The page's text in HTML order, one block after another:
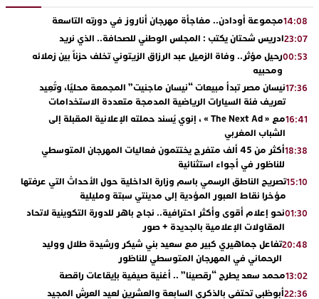
14:08مجموعة أودادن.. مفاجأة مهرجان أناروز في دورته التاسعة
23:07ادريس شحتان يكتب : المجلس الوطني للصحافة.. الذي نريد
00:53رحيل مؤثر.. وفاة الزميل عبد الرزاق الزيتوني تخلف حزناً بين زملائه
ومحبيه
17:36نيسان مصر تبدأ مبيعات “نيسان ماجنيت” المجمعة محليًا، وتُعِيد
تعريف فئة السيارات الرياضية المدمجة متعددة الاستخدامات
16:41
مع « The Next Ad » ، إنوي يُسند حملته الإعلانية المقبلة إلى
الشباب المغربي
18:38
أكثر من 45 ألف متفرج يختتمون فعاليات المهرجان المتوسطي
للناظور في أجواء استثنائية
15:10تصريح الناطق الرسمي باسم وزارة الداخلية حول الأحداث التي عرفتها
مؤخرا نقاط العبور المؤدية إلى مدينتي سبتة ومليلية
01:30نحو إعلام أقوى وأكثر احترافية.. نجاح باهر للدورة التكوينية لاتحاد
المقاولات الإعلامية بالجديدة + صور
20:48تفاعل جماهيري كبير مع سعيد بني شيكر ورشيدة طلال ووليد
الرحماني في المهرجان المتوسطي للناظور
13:02محمد سعد يطرح “رقصينا” .. أغنية صيفية بإيقاعات راقصة
22:36أبوظبي تحتفي بالذكرى السابعة والعشرين لعيد العرش المجيد